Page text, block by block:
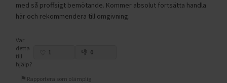
med så proffsigt bemötande. Kommer absolut fortsätta handla
här och rekommendera till omgivning.
Var
detta
till
hjälp?
1 0
Rapportera som olämplig